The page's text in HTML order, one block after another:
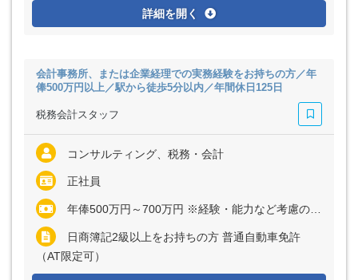
詳細を開く
会計事務所、または企業経理での実務経験をお持ちの方／年
俸500万円以上／駅から徒歩5分以内／年間休日125日
税務会計スタッフ
コンサルティング、税務・会計
正社員
年俸500万円～700万円 ※経験・能力など考慮の上、決定いたします ※上記に固定残業代（月30時間分＝6万2300円～8万7200円）を含む ※超過分は別途全額支給
日商簿記2級以上をお持ちの方 普通自動車免許
（AT限定可）